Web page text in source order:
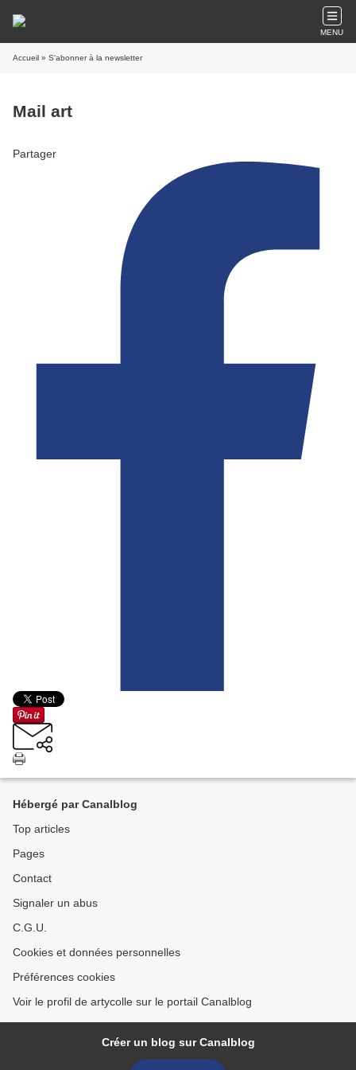
MENU
Accueil » S'abonner à la newsletter
Mail art
Partager
Hébergé par Canalblog
Top articles
Pages
Contact
Signaler un abus
C.G.U.
Cookies et données personnelles
Préférences cookies
Voir le profil de artycolle sur le portail Canalblog
Créer un blog sur Canalblog